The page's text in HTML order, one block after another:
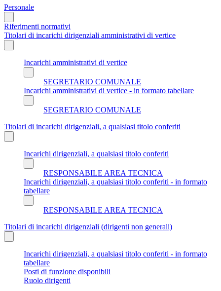
Personale
Riferimenti normativi
Titolari di incarichi dirigenziali amministrativi di vertice
Incarichi amministrativi di vertice
SEGRETARIO COMUNALE
Incarichi amministrativi di vertice - in formato tabellare
SEGRETARIO COMUNALE
Titolari di incarichi dirigenziali, a qualsiasi titolo conferiti
Incarichi dirigenziali, a qualsiasi titolo conferiti
RESPONSABILE AREA TECNICA
Incarichi dirigenziali, a qualsiasi titolo conferiti - in formato
tabellare
RESPONSABILE AREA TECNICA
Titolari di incarichi dirigenziali (dirigenti non generali)
Incarichi dirigenziali, a qualsiasi titolo conferiti - in formato
tabellare
Posti di funzione disponibili
Ruolo dirigenti